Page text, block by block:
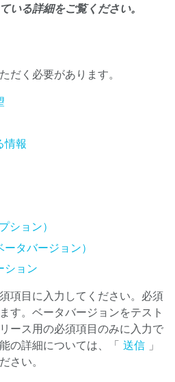
いる詳細をご覧ください。
だく必要があります。
情報
ション）
タバージョン）
ション
項目に入力してください。必須
す。ベータバージョンをテスト
ース用の必須項目のみに入力で
の詳細については、「 送信 」
さい。